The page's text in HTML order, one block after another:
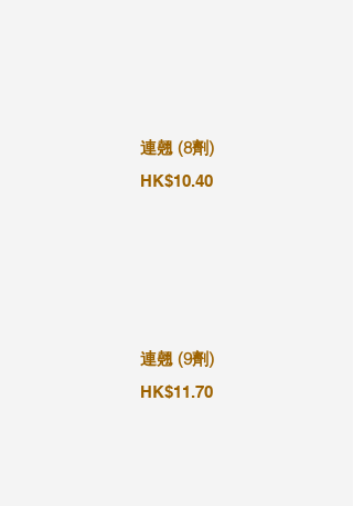
連翹 (8劑)
HK$10.40
連翹 (9劑)
HK$11.70